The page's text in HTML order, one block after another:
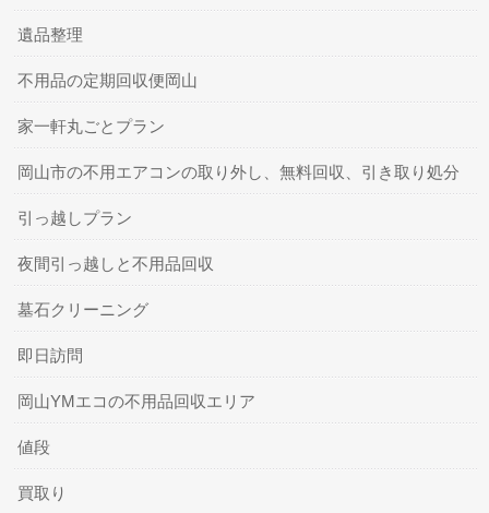
遺品整理
不用品の定期回収便岡山
家一軒丸ごとプラン
岡山市の不用エアコンの取り外し、無料回収、引き取り処分
引っ越しプラン
夜間引っ越しと不用品回収
墓石クリーニング
即日訪問
岡山YMエコの不用品回収エリア
値段
買取り